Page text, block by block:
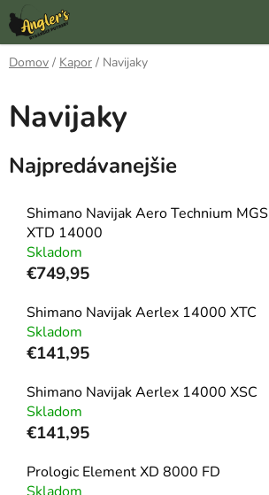
Prejsť
na
obsah
Domov / Kapor / Navijaky
Navijaky
Najpredávanejšie
Shimano Navijak Aero Technium MGS
XTD 14000
Skladom
€749,95
Shimano Navijak Aerlex 14000 XTC
Skladom
€141,95
Shimano Navijak Aerlex 14000 XSC
Skladom
€141,95
Prologic Element XD 8000 FD
Skladom